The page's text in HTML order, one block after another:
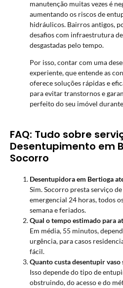
manutenção muitas vezes é
aumentando os riscos de
hidráulicos. Bairros antigos,
desafios com infraestrutura
desgastadas pelo tempo.
Por isso, contar com uma
experiente, que entende as
oferece soluções rápidas e
para evitar transtornos e
perfeito do seu imóvel
FAQ: Tudo sobre
Desentupimento em
Socorro
Desentupidora em Bertioga
Sim. Socorro presta serviço
emergencial 24 horas, todos
semana e feriados.
Qual o tempo estimado para
Em média, 55 minutos,
urgência, para casos
fácil.
Quanto custa desentupir
Isso depende do tipo de
obstruindo, do acesso e do